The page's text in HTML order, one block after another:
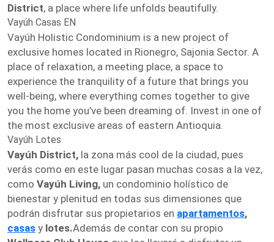
District, a place where life unfolds beautifully.
Vayúh Casas EN
Vayúh Holistic Condominium is a new project of
exclusive homes located in Rionegro, Sajonia Sector. A
place of relaxation, a meeting place, a space to
experience the tranquility of a future that brings you
well-being, where everything comes together to give
you the home you’ve been dreaming of. Invest in one of
the most exclusive areas of eastern Antioquia.
Vayúh Lotes
Vayúh District, la zona más cool de la ciudad, pues
verás como en este lugar pasan muchas cosas a la vez,
como Vayúh Living, un condominio holístico de
bienestar y plenitud en todas sus dimensiones que
podrán disfrutar sus propietarios en apartamentos,
casas y lotes.Además de contar con su propio